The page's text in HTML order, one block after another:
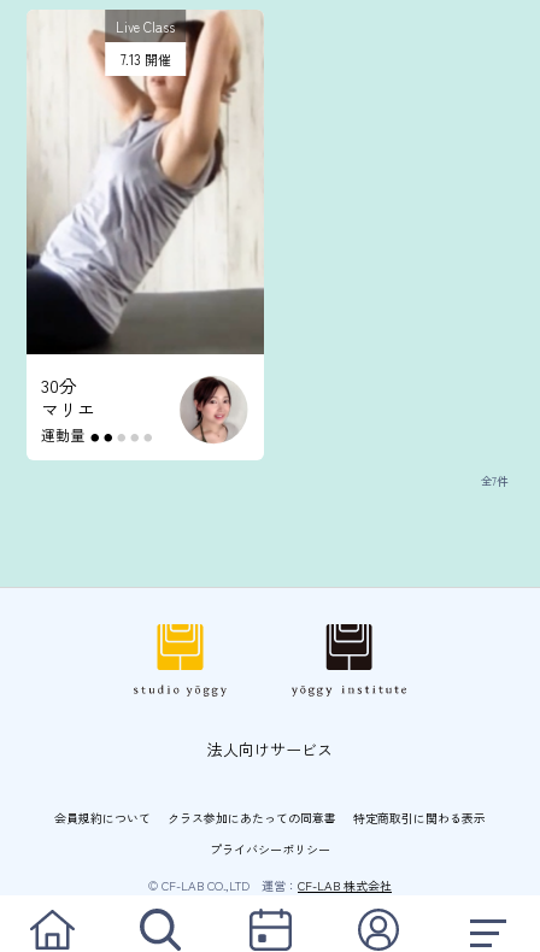
Live Class
7.13 開催
30分
マリエ
運動量 ● ● ● ● ●
全7件
法人向けサービス
会員規約について クラス参加にあたっての同意書
特定商取引に関わる表示
プライバシーポリシー
© CF-LAB CO.,LTD 運営： CF-LAB 株式会社